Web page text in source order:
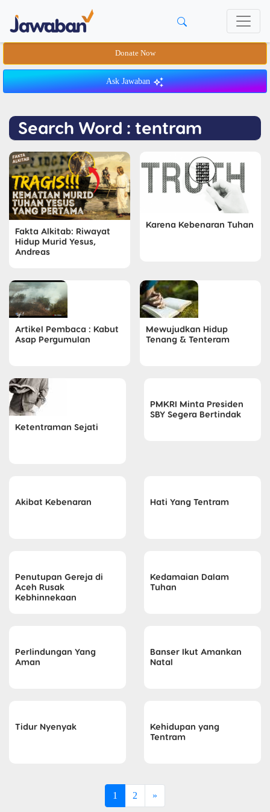
Donate Now
Ask Jawaban
Search Word : tentram
Fakta Alkitab: Riwayat
Hidup Murid Yesus,
Andreas
Karena Kebenaran Tuhan
Artikel Pembaca : Kabut
Asap Pergumulan
Mewujudkan Hidup
Tenang & Tenteram
Ketentraman Sejati
PMKRI Minta Presiden
SBY Segera Bertindak
Akibat Kebenaran Hati Yang Tentram
Penutupan Gereja di
Aceh Rusak
Kebhinnekaan
Kedamaian Dalam
Tuhan
Perlindungan Yang
Aman
Banser Ikut Amankan
Natal
Tidur Nyenyak
Kehidupan yang
Tentram
1 2 »